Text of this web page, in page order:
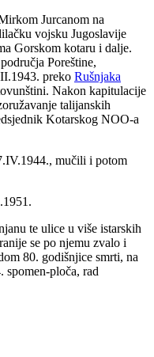
Jurcanom na
vojsku Jugoslavije
Gorskom kotaru i dalje.
Poreštine,
preko Rušnjaka
Nakon kapitulacije
talijanskih
Kotarskog NOO-a
mučili i potom
te ulice u više istarskih
se po njemu zvalo i
80. godišnjice smrti, na
spomen-ploča, rad